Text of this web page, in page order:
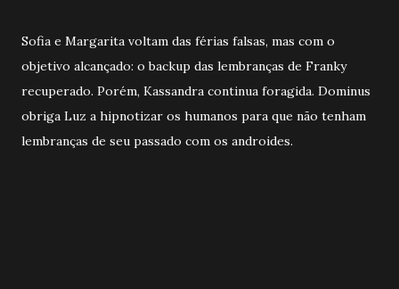
Sofia e Margarita voltam das férias falsas, mas com o
objetivo alcançado: o backup das lembranças de Franky
recuperado. Porém, Kassandra continua foragida. Dominus
obriga Luz a hipnotizar os humanos para que não tenham
lembranças de seu passado com os androides.